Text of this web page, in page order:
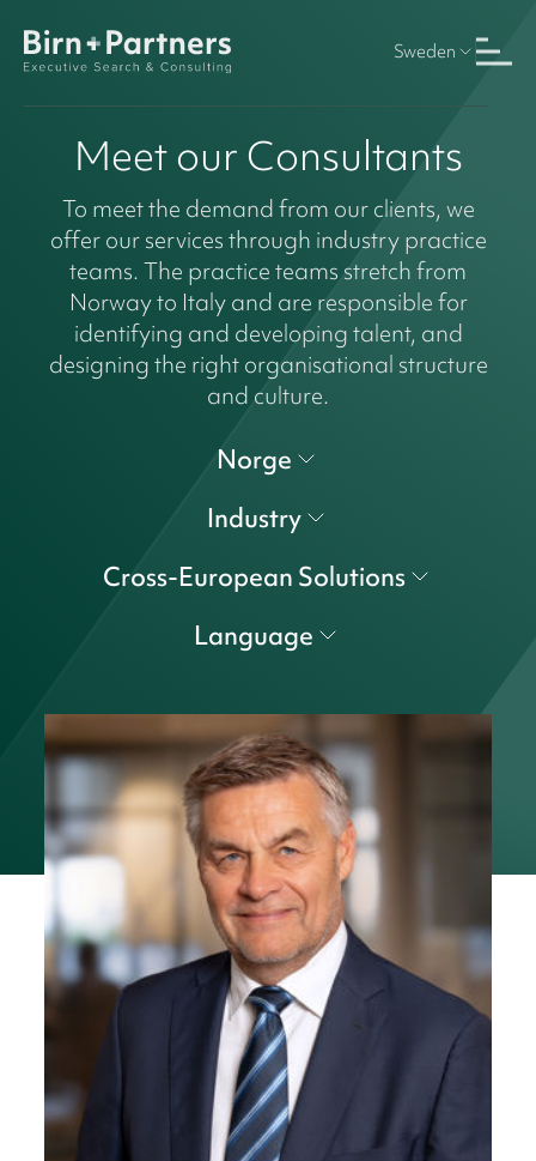
Sweden
Meet our Consultants
To meet the demand from our clients, we
offer our services through industry practice
teams. The practice teams stretch from
Norway to Italy and are responsible for
identifying and developing talent, and
designing the right organisational structure
and culture.
Norge
Industry
Cross-European Solutions
Language